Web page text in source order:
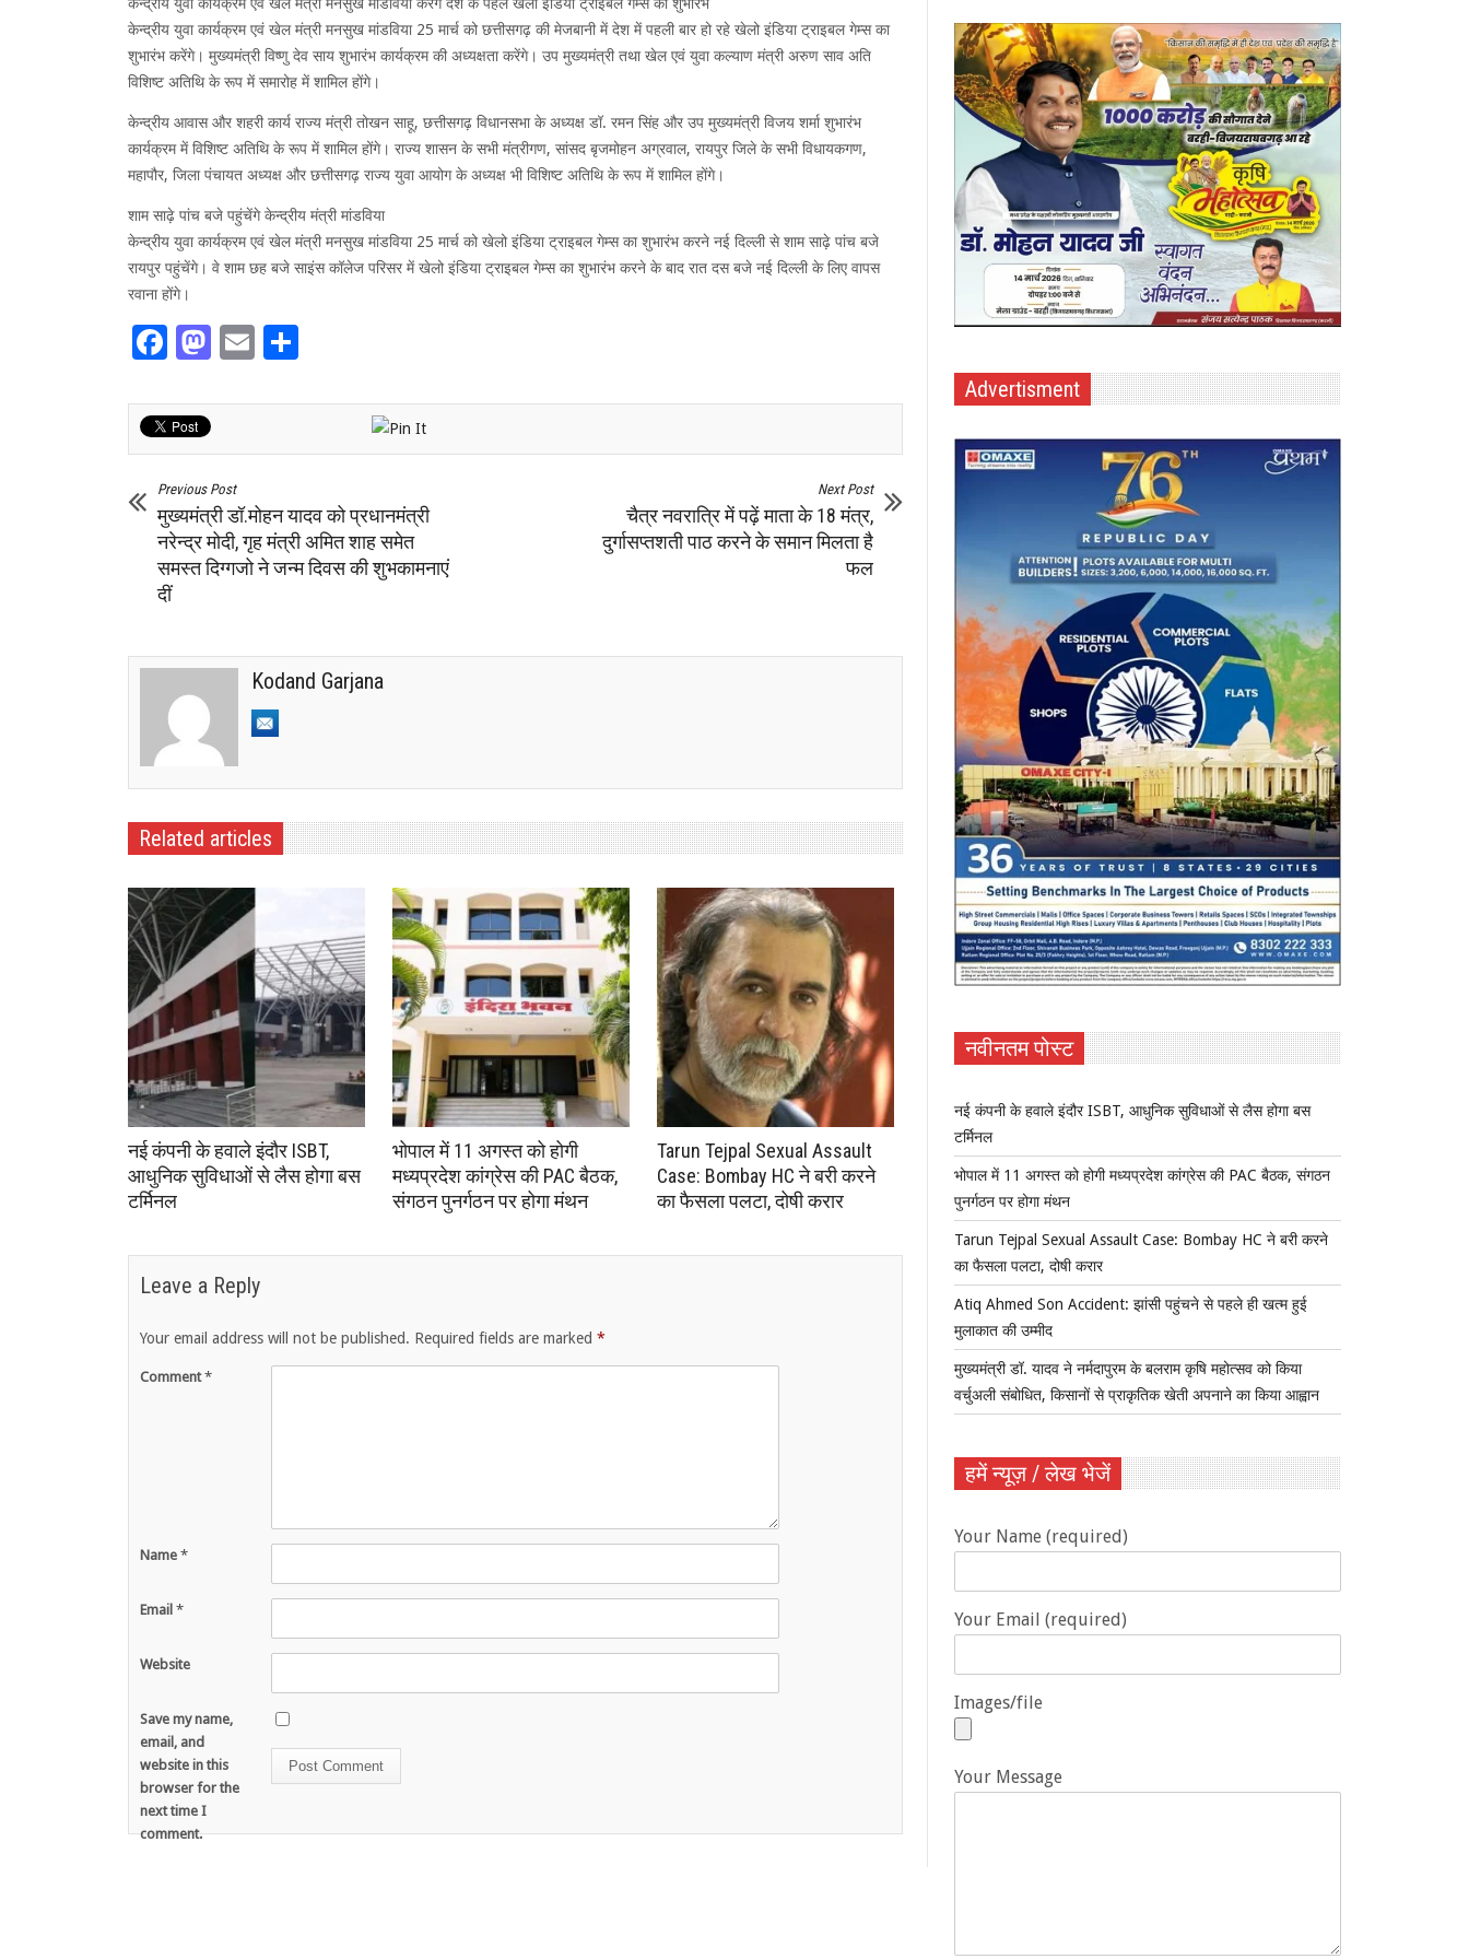
केन्द्रीय युवा कार्यक्रम एवं खेल मंत्री मनसुख मांडविया 25 मार्च को छत्तीसगढ़ की मेजबानी में देश में पहली बार हो रहे खेलो इंडिया ट्राइबल गेम्स का
शुभारंभ करेंगे। मुख्यमंत्री विष्णु देव साय शुभारंभ कार्यक्रम की अध्यक्षता करेंगे। उप मुख्यमंत्री तथा खेल एवं युवा कल्याण मंत्री अरुण साव अति
विशिष्ट अतिथि के रूप में समारोह में शामिल होंगे।
केन्द्रीय आवास और शहरी कार्य राज्य मंत्री तोखन साहू, छत्तीसगढ़ विधानसभा के अध्यक्ष डॉ. रमन सिंह और उप मुख्यमंत्री विजय शर्मा शुभारंभ
कार्यक्रम में विशिष्ट अतिथि के रूप में शामिल होंगे। राज्य शासन के सभी मंत्रीगण, सांसद बृजमोहन अग्रवाल, रायपुर जिले के सभी विधायकगण,
महापौर, जिला पंचायत अध्यक्ष और छत्तीसगढ़ राज्य युवा आयोग के अध्यक्ष भी विशिष्ट अतिथि के रूप में शामिल होंगे।
शाम साढ़े पांच बजे पहुंचेंगे केन्द्रीय मंत्री मांडविया
केन्द्रीय युवा कार्यक्रम एवं खेल मंत्री मनसुख मांडविया 25 मार्च को खेलो इंडिया ट्राइबल गेम्स का शुभारंभ करने नई दिल्ली से शाम साढ़े पांच बजे
रायपुर पहुंचेंगे। वे शाम छह बजे साइंस कॉलेज परिसर में खेलो इंडिया ट्राइबल गेम्स का शुभारंभ करने के बाद रात दस बजे नई दिल्ली के लिए वापस
रवाना होंगे।
Facebook
Mastodon
Email
Previous Post
मुख्यमंत्री डॉ.मोहन यादव को प्रधानमंत्री
नरेन्द्र मोदी, गृह मंत्री अमित शाह समेत
समस्‍त दिग्‍गजो ने जन्म दिवस की शुभकामनाएं
दीं
Next Post
चैत्र नवरात्रि में पढ़ें माता के 18 मंत्र,
दुर्गासप्तशती पाठ करने के समान मिलता है
फल
Kodand Garjana
Related articles
नई कंपनी के हवाले इंदौर ISBT,
आधुनिक सुविधाओं से लैस होगा बस
टर्मिनल
भोपाल में 11 अगस्त को होगी
मध्यप्रदेश कांग्रेस की PAC बैठक,
संगठन पुनर्गठन पर होगा मंथन
Tarun Tejpal Sexual Assault
Case: Bombay HC ने बरी करने
का फैसला पलटा, दोषी करार
Leave a Reply
Your email address will not be published. Required fields are marked *
Comment*
Name *
Email *
Website
Save my name,
email, and
website in this
browser for the
next time I
comment.
Advertisment
नवीनतम पोस्ट
नई कंपनी के हवाले इंदौर ISBT, आधुनिक सुविधाओं से लैस होगा बस
टर्मिनल
भोपाल में 11 अगस्त को होगी मध्यप्रदेश कांग्रेस की PAC बैठक, संगठन
पुनर्गठन पर होगा मंथन
Tarun Tejpal Sexual Assault Case: Bombay HC ने बरी करने
का फैसला पलटा, दोषी करार
Atiq Ahmed Son Accident: झांसी पहुंचने से पहले ही खत्म हुई
मुलाकात की उम्मीद
मुख्यमंत्री डॉ. यादव ने नर्मदापुरम के बलराम कृषि महोत्सव को किया
वर्चुअली संबोधित, किसानों से प्राकृतिक खेती अपनाने का किया आह्वान
हमें न्यूज़ / लेख भेजें
Your Name (required)
Your Email (required)
Images/file
Your Message